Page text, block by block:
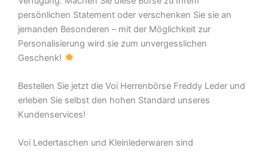
persönlichen Statement oder verschenken Sie sie an
jemanden Besonderen – mit der Möglichkeit zur
Personalisierung wird sie zum unvergesslichen
Geschenk!
Bestellen Sie jetzt die Voi Herrenbörse Freddy Leder und
erleben Sie selbst den hohen Standard unseres
Kundenservices!
Voi Ledertaschen und Kleinlederwaren sind